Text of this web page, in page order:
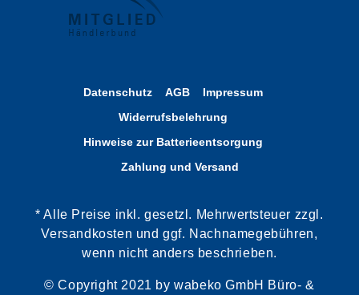
Datenschutz AGB
Impressum
Widerrufsbelehrung
Hinweise zur Batterieentsorgung
Zahlung und Versand
* Alle Preise inkl. gesetzl. Mehrwertsteuer zzgl.
Versandkosten und ggf. Nachnamegebühren,
wenn nicht anders beschrieben.
© Copyright 2021 by wabeko GmbH Büro- &